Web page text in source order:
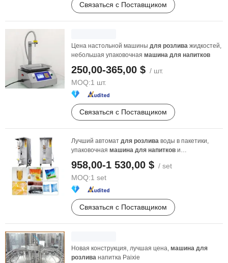
Связаться с Поставщиком
Цена настольной машины для розлива жидкостей,
небольшая упаковочная машина для напитков
250,00-365,00 $ / шт.
MOQ:1 шт.
Связаться с Поставщиком
Лучший автомат для розлива воды в пакетики,
упаковочная машина для напитков и
958,00-1 530,00 $ / set
MOQ:1 set
Связаться с Поставщиком
Новая конструкция, лучшая цена, машина для
розлива напитка Paixie